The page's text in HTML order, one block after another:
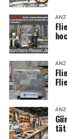
tät